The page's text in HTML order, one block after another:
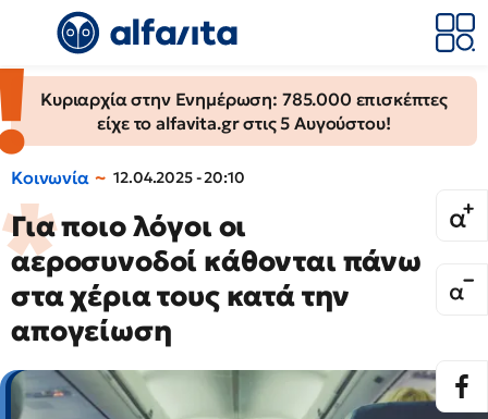
Κυριαρχία στην Ενημέρωση: 785.000 επισκέπτες
είχε το alfavita.gr στις 5 Αυγούστου!
Κοινωνία 12.04.2025 - 20:10
Για ποιο λόγοι οι
αεροσυνοδοί κάθονται πάνω
στα χέρια τους κατά την
απογείωση